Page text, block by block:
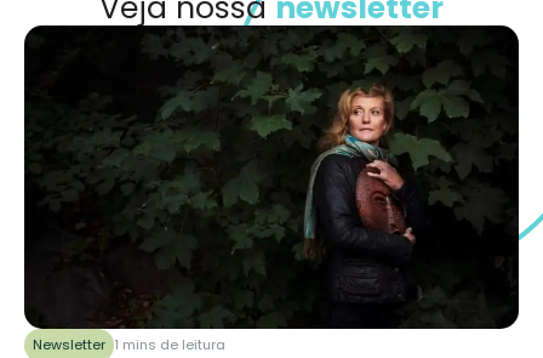
Newsletter 1 mins de leitura